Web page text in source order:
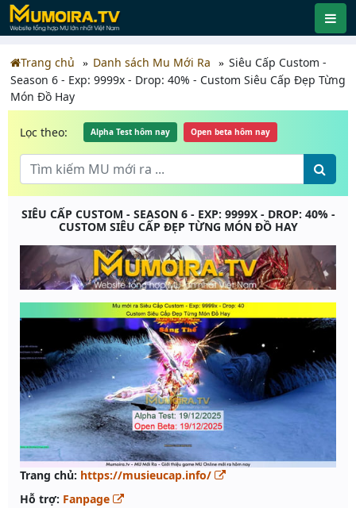
Trang chủ Danh sách Mu Mới Ra
Siêu Cấp Custom -
Season 6 - Exp: 9999x - Drop: 40% - Custom Siêu Cấp Đẹp Từng
Món Đồ Hay
Lọc theo: Alpha Test hôm nay Open beta hôm nay
SIÊU CẤP CUSTOM - SEASON 6 - EXP: 9999X - DROP: 40% -
CUSTOM SIÊU CẤP ĐẸP TỪNG MÓN ĐỒ HAY
Trang chủ: https://musieucap.info/
Hỗ trợ: Fanpage